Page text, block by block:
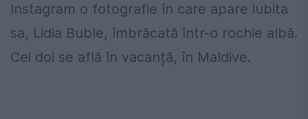
Instagram o fotografie în care apare iubita
sa, Lidia Buble, îmbrăcată într-o rochie albă.
Cei doi se află în vacanță, în Maldive.